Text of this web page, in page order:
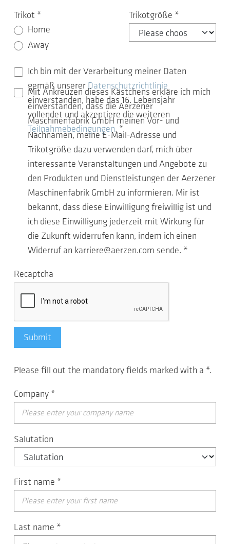
Trikot *
Home
Away
Trikotgröße *
Ich bin mit der Verarbeitung meiner Daten
gemäß unserer Datenschutzrichtlinie
einverstanden, habe das 16. Lebensjahr
vollendet und akzeptiere die weiteren
Teilnahmebedingungen. *
Mit Ankreuzen dieses Kästchens erkläre ich mich
einverstanden, dass die Aerzener
Maschinenfabrik GmbH meinen Vor- und
Nachnamen, meine E-Mail-Adresse und
Trikotgröße dazu verwenden darf, mich über
interessante Veranstaltungen und Angebote zu
den Produkten und Dienstleistungen der Aerzener
Maschinenfabrik GmbH zu informieren. Mir ist
bekannt, dass diese Einwilligung freiwillig ist und
ich diese Einwilligung jederzeit mit Wirkung für
die Zukunft widerrufen kann, indem ich einen
Widerruf an karriere@aerzen.com sende. *
Recaptcha
Submit
Please fill out the mandatory fields marked with a *.
Company *
Salutation
First name *
Last name *